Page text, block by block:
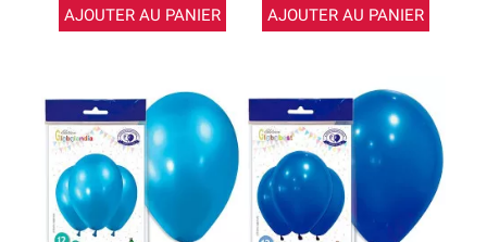
AJOUTER AU PANIER AJOUTER AU PANIER